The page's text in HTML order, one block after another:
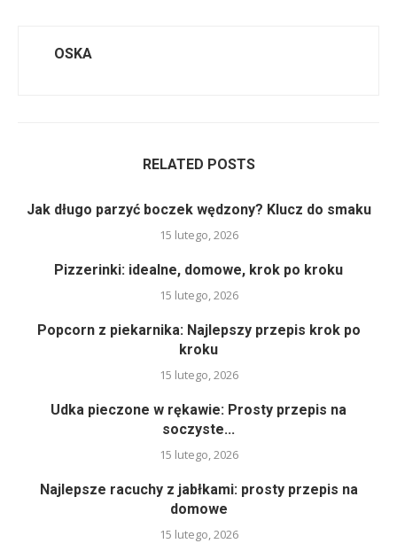
OSKA
RELATED POSTS
Jak długo parzyć boczek wędzony? Klucz do smaku
15 lutego, 2026
Pizzerinki: idealne, domowe, krok po kroku
15 lutego, 2026
Popcorn z piekarnika: Najlepszy przepis krok po
kroku
15 lutego, 2026
Udka pieczone w rękawie: Prosty przepis na
soczyste...
15 lutego, 2026
Najlepsze racuchy z jabłkami: prosty przepis na
domowe
15 lutego, 2026